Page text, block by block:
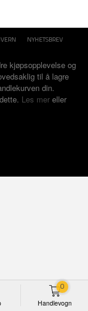
Handlevogn
0
NYHETSBREV
kjøpsopplevelse og
til å lagre
din.
Les mer eller